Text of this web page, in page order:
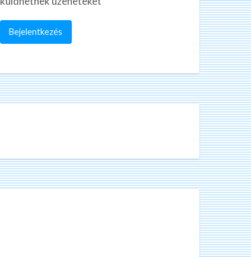
Bejelentkezés